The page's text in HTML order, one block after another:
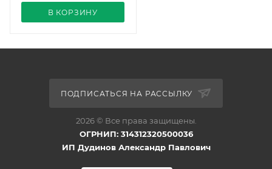
В КОРЗИНУ
ПОДПИСАТЬСЯ НА РАССЫЛКУ
2026 © Все права защищены.
ОГРНИП: 314312320500036
ИП Дудинов Александр Павлович